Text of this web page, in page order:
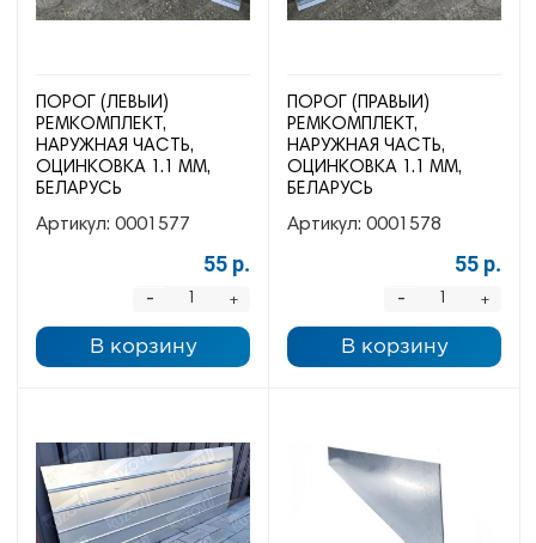
ПОРОГ (ЛЕВЫЙ)
РЕМКОМПЛЕКТ,
НАРУЖНАЯ ЧАСТЬ,
ОЦИНКОВКА 1.1 ММ,
БЕЛАРУСЬ
Артикул: 0001577
55 р.
+
-
В корзину
ПОРОГ (ПРАВЫЙ)
РЕМКОМПЛЕКТ,
НАРУЖНАЯ ЧАСТЬ,
ОЦИНКОВКА 1.1 ММ,
БЕЛАРУСЬ
Артикул: 0001578
55 р.
+
-
В корзину